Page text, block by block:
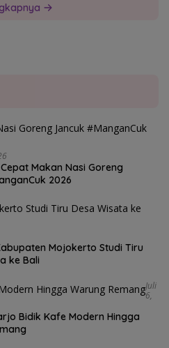
Makan Nasi Goreng
2026
Mojokerto Studi Tiru
ke Bali
Juli
6,
Bidik Kafe Modern Hingga